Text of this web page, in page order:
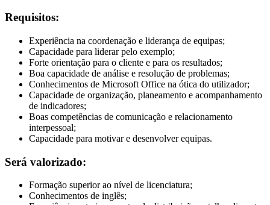
Requisitos:
Experiência na coordenação e liderança de equipas;
Capacidade para liderar pelo exemplo;
Forte orientação para o cliente e para os resultados;
Boa capacidade de análise e resolução de problemas;
Conhecimentos de Microsoft Office na ótica do utilizador;
Capacidade de organização, planeamento e acompanhamento
de indicadores;
Boas competências de comunicação e relacionamento
interpessoal;
Capacidade para motivar e desenvolver equipas.
Será valorizado:
Formação superior ao nível de licenciatura;
Conhecimentos de inglês;